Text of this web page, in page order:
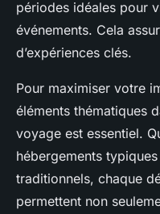
périodes idéales pour
événements. Cela
d’expériences clés.
Pour maximiser votre
éléments thématiques
voyage est essentiel.
hébergements
traditionnels, chaque
permettent non